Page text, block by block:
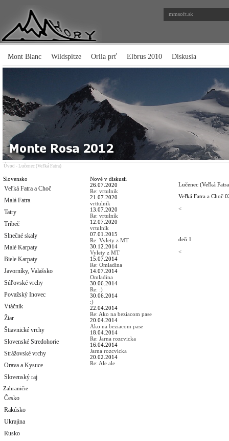
mmsoft.sk
Mont Blanc Wildspitze Orlia prť Elbrus 2010 Diskusia
Úvod - Lučenec (Veľká Fatra)
Slovensko
Veľká Fatra a Choč
Malá Fatra
Tatry
Tríbeč
Slnečné skaly
Malé Karpaty
Biele Karpaty
Javorníky, Valašsko
Súľovské vrchy
Považský Inovec
Vtáčnik
Žiar
Štiavnické vrchy
Slovenské Stredohorie
Strážovské vrchy
Orava a Kysuce
Slovenský raj
Zahraničie
Česko
Rakúsko
Ukrajina
Rusko
Nové v diskusii
26.07.2020
Re: vrtulnik
21.07.2020
vrttulnik
13.07.2020
Re: vrtulník
12.07.2020
vrtulník
07.01.2015
Re: Vylety z MT
30.12.2014
Vylety z MT
15.07.2014
Re: Omladina
14.07.2014
Omladina
30.06.2014
Re: :)
30.06.2014
:)
22.04.2014
Re: Ako na beziacom pase
20.04.2014
Ako na beziacom pase
18.04.2014
Re: Jarna rozcvicka
16.04.2014
Jarna rozcvicka
20.02.2014
Re: Ale ale
Lučenec (Veľká
Veľká Fatra a Choč
<
deň 1
<